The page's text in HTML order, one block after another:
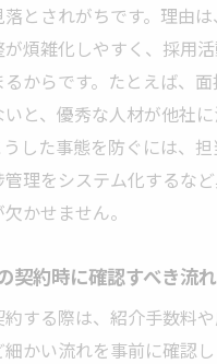
とされがちです。理由は
煩雑化しやすく、採用
からです。たとえば、
と、優秀な人材が他社
した事態を防ぐには、
理をシステム化するな
かせません。
契約時に確認すべき流れ
する際は、紹介手数料や
かい流れを事前に確認し